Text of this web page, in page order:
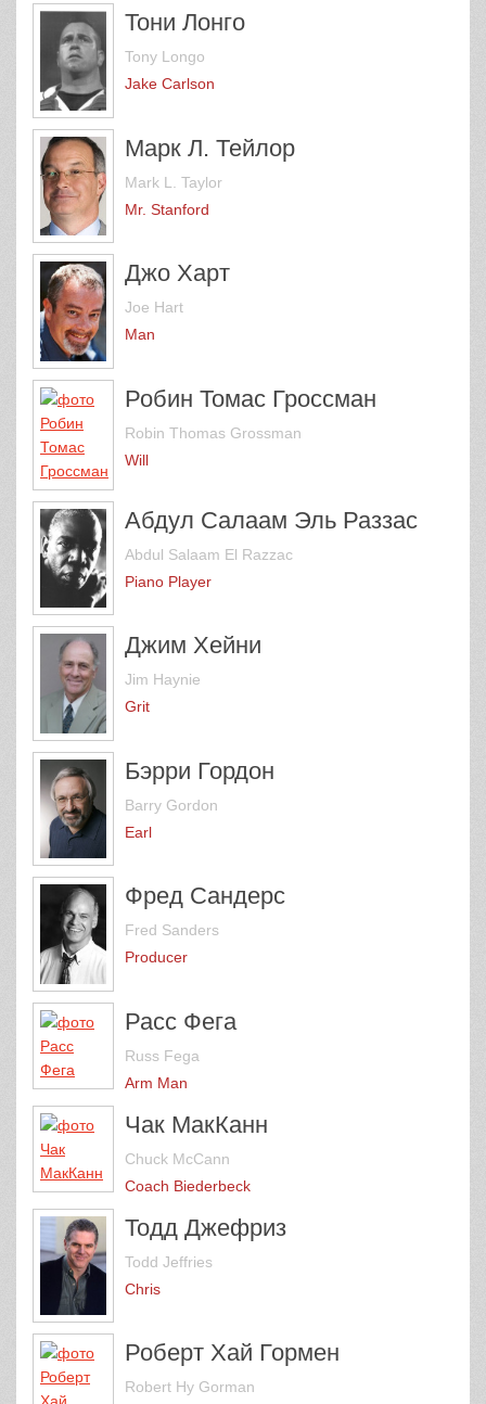
Тони Лонго
Tony Longo
Jake Carlson
Марк Л. Тейлор
Mark L. Taylor
Mr. Stanford
Джо Харт
Joe Hart
Man
Робин Томас Гроссман
Robin Thomas Grossman
Will
Абдул Салаам Эль Раззас
Abdul Salaam El Razzac
Piano Player
Джим Хейни
Jim Haynie
Grit
Бэрри Гордон
Barry Gordon
Earl
Фред Сандерс
Fred Sanders
Producer
Расс Фега
Russ Fega
Arm Man
Чак МакКанн
Chuck McCann
Coach Biederbeck
Тодд Джефриз
Todd Jeffries
Chris
Роберт Хай Гормен
Robert Hy Gorman